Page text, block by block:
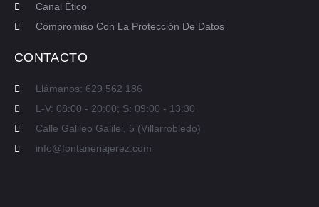
Canal Ético
Compromiso Con La Protección De Datos
CONTACTO
Llámanos: 629 562 186
L-V: 08:00 - 20:00; S: 09:00 - 13:30
Calle Galileo Galilei, 5 (Villarrobledo)
info@fontaneriajerez.com